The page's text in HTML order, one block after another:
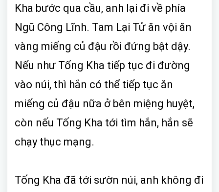
Kha bước qua cầu, anh lại đi về phía
Ngũ Công Lĩnh. Tam Lại Tử ăn vội ăn
vàng miếng củ đậu rồi đứng bật dậy.
Nếu như Tống Kha tiếp tục đi đường
vào núi, thì hắn có thể tiếp tục ăn
miếng củ đậu nữa ở bên miệng huyệt,
còn nếu Tống Kha tới tìm hắn, hắn sẽ
chạy thục mạng.
Tống Kha đã tới sườn núi, anh không đi